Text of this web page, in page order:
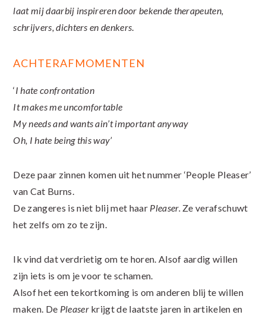
laat mij daarbij inspireren door bekende therapeuten,
schrijvers, dichters en denkers.
ACHTERAFMOMENTEN
‘I hate confrontation
It makes me uncomfortable
My needs and wants ain’t important anyway
Oh, I hate being this way’
Deze paar zinnen komen uit het nummer ‘People Pleaser’
van Cat Burns.
De zangeres is niet blij met haar Pleaser.Ze verafschuwt
het zelfs om zo te zijn.
Ik vind dat verdrietig om te horen. Alsof aardig willen
zijn iets is om je voor te schamen.
Alsof het een tekortkoming is om anderen blij te willen
maken. De Pleaserkrijgt de laatste jaren in artikelen en